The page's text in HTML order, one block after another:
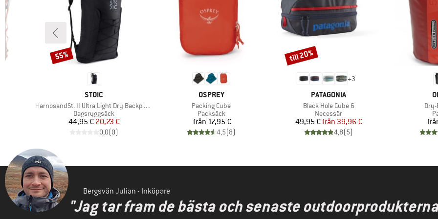
VARUMÄRKE
STOIC
Produkter
HarnosandSt. II Ultra Light Dry Backpack
Produktgrupp
Dagsryggsäck
Pris
44,95 €Reducerat pris
20,23 €
0,0(0)
Rabatt
55%
VARUMÄRKE
OSPREY
Produkter
Packing Cube
Produktgrupp
Packsäck
Pris
från 17,95 €
4,5(8)
+3
VARUMÄRKE
PATAGONIA
Produkter
Black Hole Cube 6
Produktgrupp
Necessär
Pris
49,95 € Reducerat pris
från 39,96 €
4,8(5)
Rabatt
till 20%
Dry-
Bergsvän Julian - Inköpare
"Jag tar fram de bästa och senaste